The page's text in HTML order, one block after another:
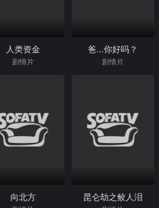
人类资金
剧情片
爸...你好吗？
剧情片
向北方 昆仑劫之鲛人泪